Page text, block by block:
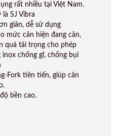
rất nhiều tại Việt Nam.
SJ Vibra
giản, dễ sử dụng
mức cân hiện đang cân,
quá tải trọng cho phép
chống gĩ, chống bụi
Fork tiên tiến, giúp cân
bền cao.